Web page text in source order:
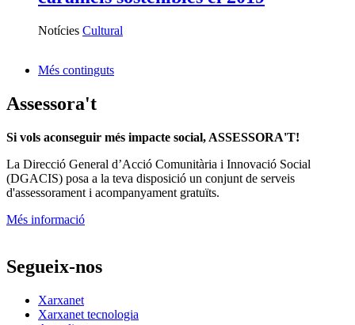
Notícies Cultural
Més continguts
Assessora't
Si vols aconseguir més impacte social, ASSESSORA'T!
La Direcció General d’Acció Comunitària i Innovació Social
(DGACIS) posa a la teva disposició un conjunt de serveis
d'assessorament i acompanyament gratuïts.
Més informació
Segueix-nos
Xarxanet
Xarxanet tecnologia